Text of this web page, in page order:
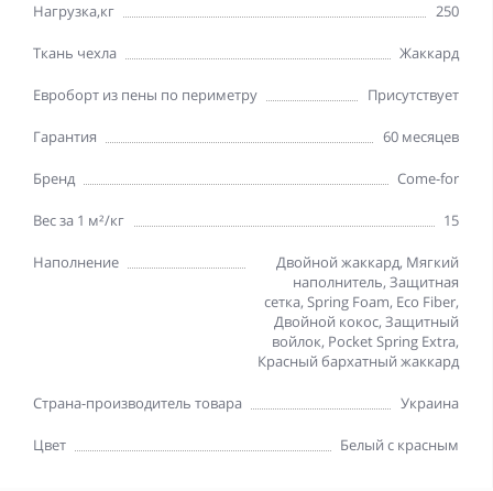
Нагрузка,кг 250
Ткань чехла Жаккард
Евроборт из пены по периметру Присутствует
Гарантия 60 месяцев
Бренд Come-for
Вес за 1 м²/кг 15
Наполнение
Двойной жаккард, Мягкий
наполнитель, Защитная
сетка, Spring Foam, Eco Fiber,
Двойной кокос, Защитный
войлок, Pocket Spring Extra,
Красный бархатный жаккард
Страна-производитель товара Украина
Цвет Белый с красным